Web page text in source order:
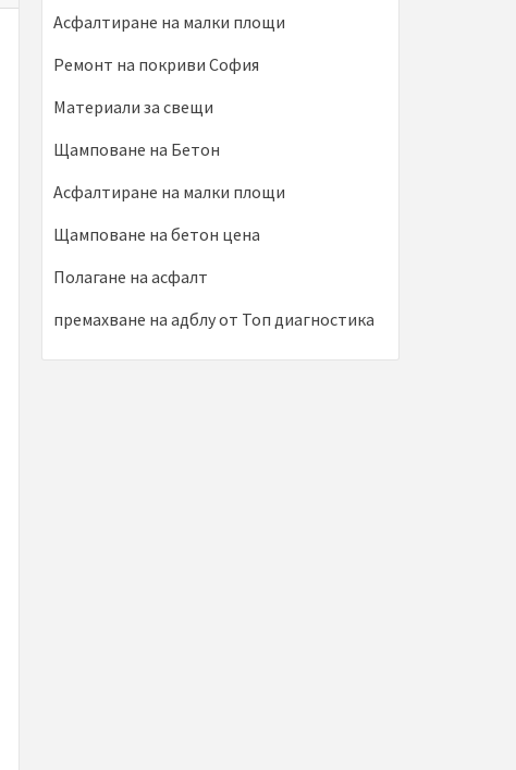
Асфалтиране на малки площи
Ремонт на покриви София
Материали за свещи
Щамповане на Бетон
Асфалтиране на малки площи
Щамповане на бетон цена
Полагане на асфалт
премахване на адблу от Топ диагностика